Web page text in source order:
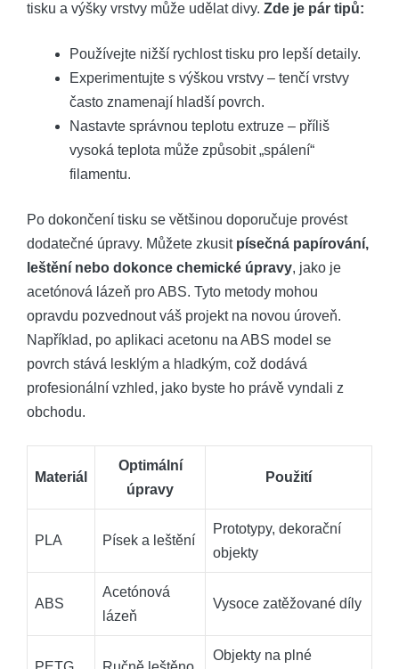
tisku a výšky vrstvy může udělat divy. Zde je pár tipů:
Používejte nižší rychlost tisku pro lepší detaily.
Experimentujte s výškou vrstvy – tenčí vrstvy
často znamenají hladší povrch.
Nastavte správnou teplotu extruze – příliš
vysoká teplota může způsobit „spálení“
filamentu.
Po dokončení tisku se většinou doporučuje provést
dodatečné úpravy. Můžete zkusit písečná papírování,
leštění nebo dokonce chemické úpravy, jako je
acetónová lázeň pro ABS. Tyto metody mohou
opravdu pozvednout váš projekt na novou úroveň.
Například, po aplikaci acetonu na ABS model se
povrch stává lesklým a hladkým, což dodává
profesionální vzhled, jako byste ho právě vyndali z
obchodu.
Materiál
Optimální
úpravy
Použití
PLA Písek a leštění
Prototypy, dekorační
objekty
ABS
Acetónová
lázeň
Vysoce zatěžované díly
Objekty na plné